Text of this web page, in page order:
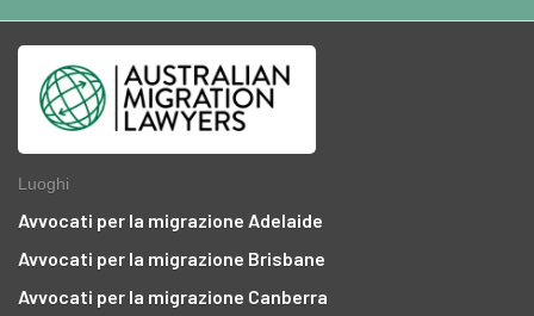
Luoghi
Avvocati per la migrazione Adelaide
Avvocati per la migrazione Brisbane
Avvocati per la migrazione Canberra